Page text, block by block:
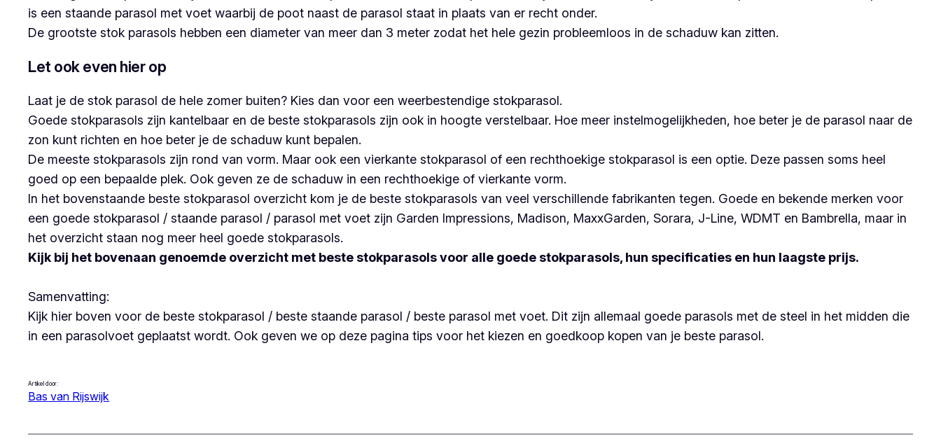
is een staande parasol met voet waarbij de poot naast de parasol staat in plaats van er recht onder.
De grootste stok parasols hebben een diameter van meer dan 3 meter zodat het hele gezin probleemloos in de schaduw kan zitten.
Let ook even hier op
Laat je de stok parasol de hele zomer buiten? Kies dan voor een weerbestendige stokparasol.
Goede stokparasols zijn kantelbaar en de beste stokparasols zijn ook in hoogte verstelbaar. Hoe meer instelmogelijkheden, hoe beter je de parasol naar de
zon kunt richten en hoe beter je de schaduw kunt bepalen.
De meeste stokparasols zijn rond van vorm. Maar ook een vierkante stokparasol of een rechthoekige stokparasol is een optie. Deze passen soms heel
goed op een bepaalde plek. Ook geven ze de schaduw in een rechthoekige of vierkante vorm.
In het bovenstaande beste stokparasol overzicht kom je de beste stokparasols van veel verschillende fabrikanten tegen. Goede en bekende merken voor
een goede stokparasol / staande parasol / parasol met voet zijn Garden Impressions, Madison, MaxxGarden, Sorara, J-Line, WDMT en Bambrella, maar in
het overzicht staan nog meer heel goede stokparasols.
Kijk bij het bovenaan genoemde overzicht met beste stokparasols voor alle goede stokparasols, hun specificaties en hun laagste prijs.
Samenvatting:
Kijk hier boven voor de beste stokparasol / beste staande parasol / beste parasol met voet. Dit zijn allemaal goede parasols met de steel in het midden die
in een parasolvoet geplaatst wordt. Ook geven we op deze pagina tips voor het kiezen en goedkoop kopen van je beste parasol.
Artikel door:
Bas van Rijswijk